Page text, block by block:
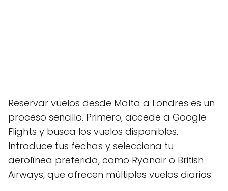
Reservar vuelos desde Malta a Londres es un
proceso sencillo. Primero, accede a Google
Flights y busca los vuelos disponibles.
Introduce tus fechas y selecciona tu
aerolínea preferida, como Ryanair o British
Airways, que ofrecen múltiples vuelos diarios.